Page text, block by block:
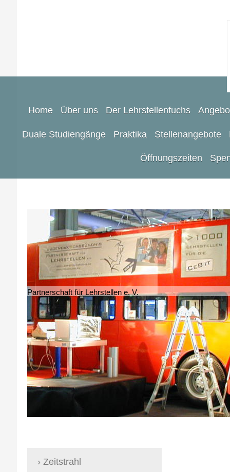
Home Über uns Der Lehrstellenfuchs
Duale Studiengänge Praktika Stellenangebote
Öffnungszeiten
Partnerschaft für Lehrstellen e. V.
Zeitstrahl